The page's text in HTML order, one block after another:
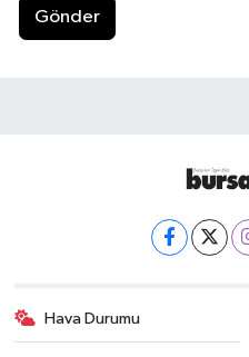
Gönder
Hava Durumu